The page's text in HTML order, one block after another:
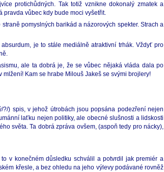
protichůdných. Tak totiž vznikne dokonalý zmatek a
pravda vůbec kdy bude moci vyšetřit.
pomyslných barikád a názorových spekter. Strach a
je to stále mediálně atraktivní trhák. Vždyť pro
ale ta dobrá je, že se vůbec nějaká vláda dala po
Kam se hrabe Milouš Jakeš se svými brojlery!
?/) spis, v jehož útrobách jsou popsána podezření nejen
laťku nejen politiky, ale obecné slušnosti a lidskosti
světa. Ta dobrá zpráva ovšem, (aspoň tedy pro nácky),
v konečném důsledku schválil a potvrdil jak premiér a
křesle, a bez ohledu na jeho výlevy podávané rovněž